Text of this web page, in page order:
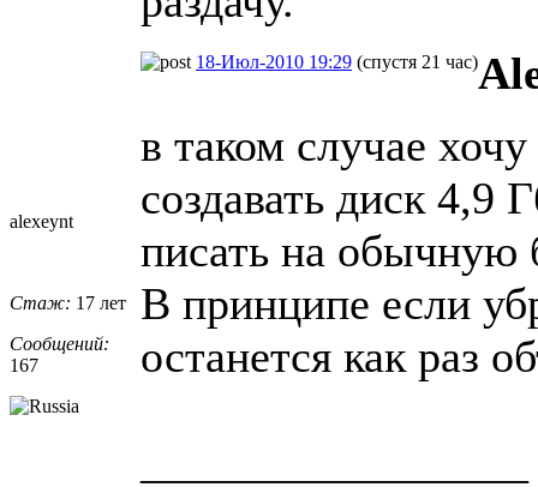
alexeynt
Стаж: 17 лет
Сообщений:
167
18-Июл-2010 19:29 (спустя 21 час)
в таком случае
создавать диск 4,9
писать на обычную
В принципе если
останется как раз